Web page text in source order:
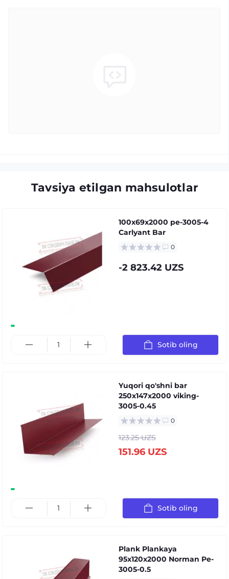
Tavsiya etilgan mahsulotlar
100x69x2000 pe-3005-4
Carlyant Bar
0
-2 823.42 UZS
Sotib oling
Yuqori qo'shni bar
250x147x2000 viking-
3005-0.45
0
123.25 UZS
151.96 UZS
Sotib oling
Plank Plankaya
95x120x2000 Norman Pe-
3005-0.5